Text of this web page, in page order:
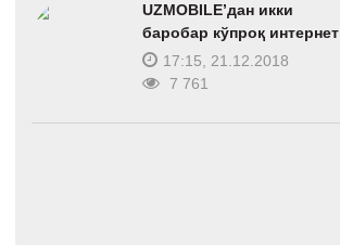
UZMOBILE’дан икки
баробар кўпроқ интернет
17:15, 21.12.2018
7 761